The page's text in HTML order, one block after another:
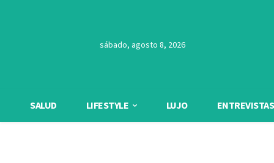
sábado, agosto 8, 2026
SALUD LIFESTYLE LUJO ENTREVISTAS